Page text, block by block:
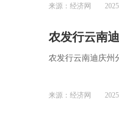
来源：经济网
农发行云南
农发行云南迪庆州
来源：经济网